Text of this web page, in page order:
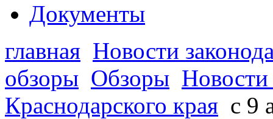
Документы
главная Новости
обзоры Обзоры Новости
Краснодарского края с 9